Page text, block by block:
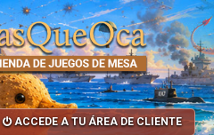
ACCEDE A TU ÁREA DE CLIENTE